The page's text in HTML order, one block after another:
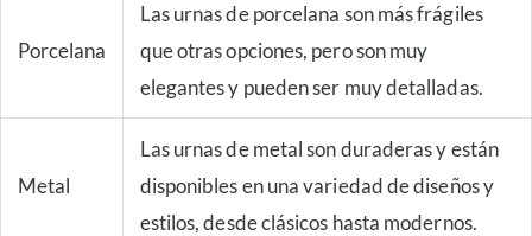
Porcelana
Las urnas de porcelana son más frágiles
que otras opciones, pero son muy
elegantes y pueden ser muy detalladas.
Metal
Las urnas de metal son duraderas y están
disponibles en una variedad de diseños y
estilos, desde clásicos hasta modernos.